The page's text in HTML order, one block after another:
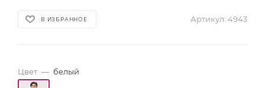
В ИЗБРАННОЕ Артикул: 4943
Цвет — белый